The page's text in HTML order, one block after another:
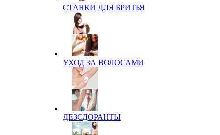
СТАНКИ ДЛЯ БРИТЬЯ
УХОД ЗА ВОЛОСАМИ
ДЕЗОДОРАНТЫ